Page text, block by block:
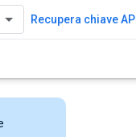
Recupera chiave API